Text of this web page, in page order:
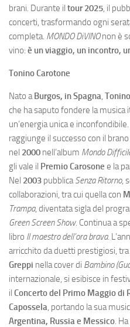
brani. Durante il tour 2025, il
concerti, trasformando ogni
completa. MONDO DiVINOnon è
vino: è un viaggio, un incontro,
Tonino Carotone
Nato aBurgos, in Spagna,
che ha saputo fondere la musica
un’energia unica e
raggiunge il successo con il brano
nel 2000 nell’album Mondo
gli vale il Premio Carosone e la
Nel 2003 pubblicaSenza Ritorno,
collaborazioni, tra cui quella con
Trampa, diventata sigla del
Green Screen Show. Continua a
libro Il maestro dell’ora brava.
arricchito da duetti prestigiosi, tra
Greppi nella cover di Bambino
internazionale, si esibisce in
il Concerto del Primo Maggio di
Capossela, portando la sua
Argentina, Russia e Messico.